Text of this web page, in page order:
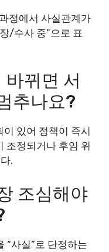
정에서 사실관계가
/수사 중”으로 표
뀌면 서
추나요?
있어 정책이 즉시
조정되거나 후임 위
.
조심해야
“사실”로 단정하는